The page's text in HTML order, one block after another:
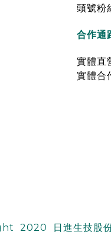
頭號粉
合作通
實體直
實體合
2020 日進生技股份